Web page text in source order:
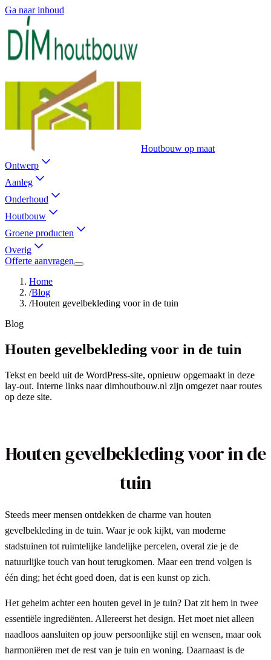
Ga naar inhoud
Houtbouw op maat
Ontwerp
Aanleg
Onderhoud
Houtbouw
Groene producten
Overig
Offerte aanvragen
Home
/Blog
/Houten gevelbekleding voor in de tuin
Blog
Houten gevelbekleding voor in de tuin
Tekst en beeld uit de WordPress-site, opnieuw opgemaakt in deze
lay-out. Interne links naar dimhoutbouw.nl zijn omgezet naar routes
op deze site.
Houten gevelbekleding voor in de
tuin
Steeds meer mensen ontdekken de charme van houten
gevelbekleding in de tuin. Waar je ook kijkt, van moderne
stadstuinen tot ruimtelijke landelijke percelen, overal zie je de
natuurlijke touch van hout terugkomen. Maar een trend volgen is
één ding; het écht goed doen, dat is een kunst op zich.
Het geheim achter een houten gevel in je tuin? Dat zit hem in twee
essentiële ingrediënten. Allereerst het design. Het moet niet alleen
naadloos aansluiten op jouw persoonlijke stijl en wensen, maar ook
harmoniëren met de rest van je tuin en woning. Daarnaast is de